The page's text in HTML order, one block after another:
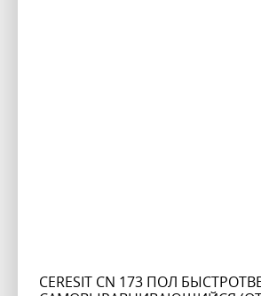
CERESIT CN 173 ПОЛ